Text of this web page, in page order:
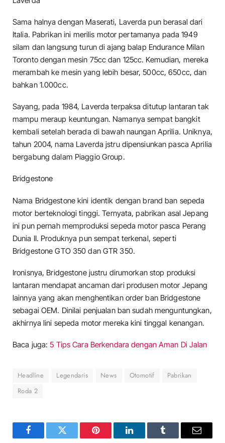
Sama halnya dengan Maserati, Laverda pun berasal dari
Italia. Pabrikan ini merilis motor pertamanya pada 1949
silam dan langsung turun di ajang balap Endurance Milan
Toronto dengan mesin 75cc dan 125cc. Kemudian, mereka
merambah ke mesin yang lebih besar, 500cc, 650cc, dan
bahkan 1.000cc.
Sayang, pada 1984, Laverda terpaksa ditutup lantaran tak
mampu meraup keuntungan. Namanya sempat bangkit
kembali setelah berada di bawah naungan Aprilia. Uniknya,
tahun 2004, nama Laverda jstru dipensiunkan pasca Aprilia
bergabung dalam Piaggio Group.
Bridgestone
Nama Bridgestone kini identik dengan brand ban sepeda
motor berteknologi tinggi. Ternyata, pabrikan asal Jepang
ini pun pernah memproduksi sepeda motor pasca Perang
Dunia II. Produknya pun sempat terkenal, seperti
Bridgestone GTO 350 dan GTR 350.
Ironisnya, Bridgestone justru dirumorkan stop produksi
lantaran mendapat ancaman dari produsen motor Jepang
lainnya yang akan menghentikan order ban Bridgestone
sebagai OEM. Dinilai penjualan ban sudah menguntungkan,
akhirnya lini sepeda motor mereka kini tinggal kenangan.
Baca juga: 5 Tips Cara Berkendara dengan Aman Di Jalan
Headline Legendaris News Otomotif
Pabrikan
Roda 2
FacebookTwitter Pinterest LinkedInTumblr Email